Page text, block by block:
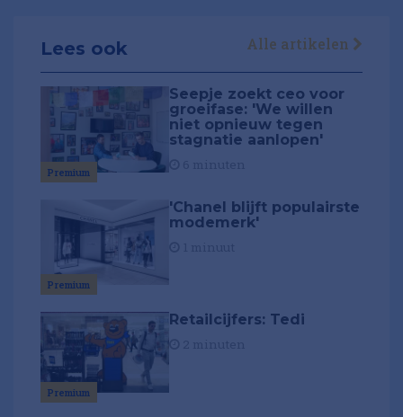
Lees ook Alle artikelen
Premium
Seepje zoekt ceo voor
groeifase: 'We willen
niet opnieuw tegen
stagnatie aanlopen'
Premium
'Chanel blijft populairste
modemerk'
Premium
Retailcijfers: Tedi